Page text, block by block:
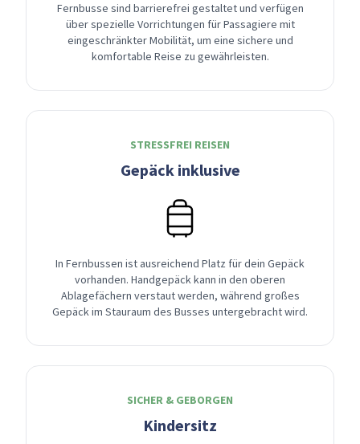
Fernbusse sind barrierefrei gestaltet und verfügen
über spezielle Vorrichtungen für Passagiere mit
eingeschränkter Mobilität, um eine sichere und
komfortable Reise zu gewährleisten.
STRESSFREI REISEN
Gepäck inklusive
In Fernbussen ist ausreichend Platz für dein Gepäck
vorhanden. Handgepäck kann in den oberen
Ablagefächern verstaut werden, während großes
Gepäck im Stauraum des Busses untergebracht wird.
SICHER & GEBORGEN
Kindersitz